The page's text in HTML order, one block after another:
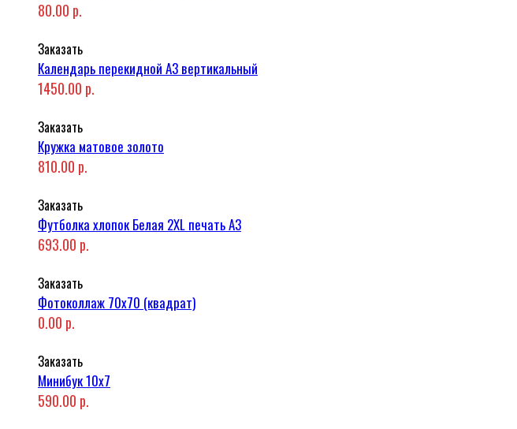
80.00 р.
Заказать
Календарь перекидной А3 вертикальный
1450.00 р.
Заказать
Кружка матовое золото
810.00 р.
Заказать
Футболка хлопок Белая 2XL печать A3
693.00 р.
Заказать
Фотоколлаж 70x70 (квадрат)
0.00 р.
Заказать
Минибук 10х7
590.00 р.